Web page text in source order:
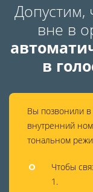
Допустим,
вне в
в
Вы позвонили
внутренний
тональном
Чтобы
1.